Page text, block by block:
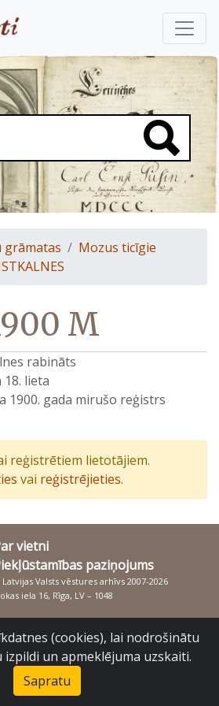
grāmatas
Mozus ticīgie
M
rabināts
lieta
1900. gada mirušo reģistrs
reģistrētiem lietotājiem.
vai reģistrējieties.
vietni
paziņojums
Valsts vēstures arhīvs 2007-2026
iela 16, Rīga, LV – 1048
(cookies), lai nodrošinātu
izpildi un apmeklējuma uzskaiti.
Sapratu